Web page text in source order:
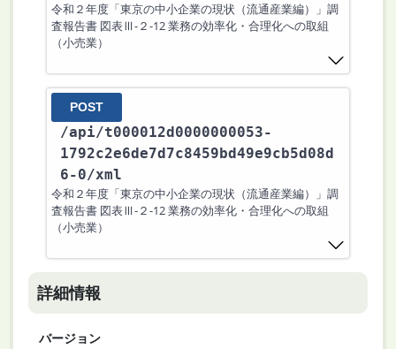
令和２年度「東京の中小企業の現状（流通産業編）」調
査報告書 図表Ⅲ-２-12 業務の効率化・合理化への取組
（小売業）
POST
/api/t000012d0000000053-
1792c2e6de7d7c8459bd49e9cb5d08d
6-0/xml
令和２年度「東京の中小企業の現状（流通産業編）」調
査報告書 図表Ⅲ-２-12 業務の効率化・合理化への取組
（小売業）
詳細情報
バージョン